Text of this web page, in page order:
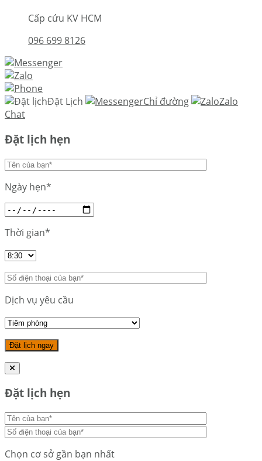
Cấp cứu KV HCM
096 699 8126
Đặt Lịch Chỉ đường
Zalo
Chat
Đặt lịch hẹn
Ngày hẹn*
Thời gian*
Dịch vụ yêu cầu
Đặt lịch hẹn
Chọn cơ sở gần bạn nhất